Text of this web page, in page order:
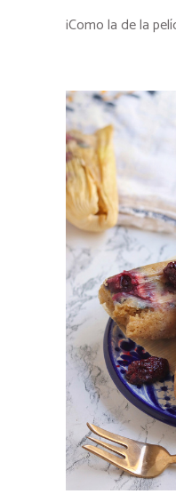
¡Como la de la